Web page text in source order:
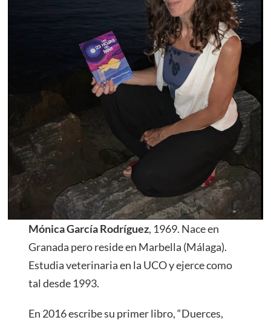
Mónica García Rodríguez, 1969. Nace en
Granada pero reside en Marbella (Málaga).
Estudia veterinaria en la UCO y ejerce como
tal desde 1993.
En 2016 escribe su primer libro, “Duerces,